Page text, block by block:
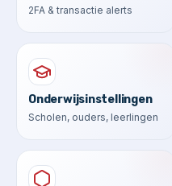
2FA & transactie alerts
Onderwijsinstellingen
Scholen, ouders, leerlingen